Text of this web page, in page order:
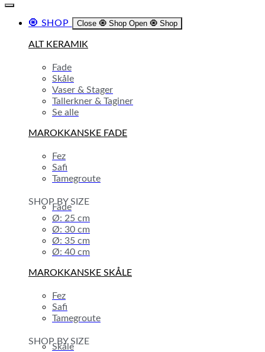
🧿 SHOP Close 🧿 Shop Open 🧿 Shop
ALT KERAMIK
Fade
Skåle
Vaser & Stager
Tallerkner & Taginer
Se alle
MAROKKANSKE FADE
Fez
Safi
Tamegroute
SHOP BY SIZE
Fade
Ø: 25 cm
Ø: 30 cm
Ø: 35 cm
Ø: 40 cm
MAROKKANSKE SKÅLE
Fez
Safi
Tamegroute
SHOP BY SIZE
Skåle